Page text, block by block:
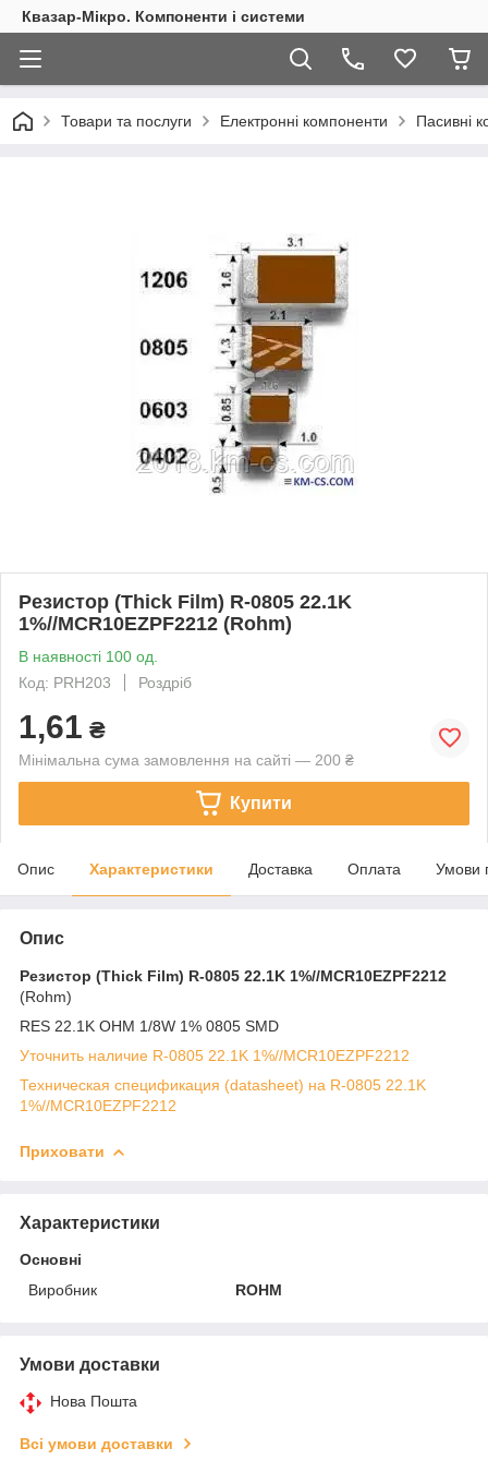
Квазар-Мікро. Компоненти і системи
Товари та послуги Електронні компоненти Пасивні
Резистор (Thick Film) R-0805 22.1K
1%//MCR10EZPF2212 (Rohm)
В наявності 100 од.
Код: PRH203
Роздріб
1,61 ₴
Мінімальна сума замовлення на сайті — 200 ₴
Купити
Опис Характеристики Доставка Оплата Умови
Опис
Резистор (Thick Film) R-0805 22.1K 1%//MCR10EZPF2212
(Rohm)
RES 22.1K OHM 1/8W 1% 0805 SMD
Уточнить наличие R-0805 22.1K 1%//MCR10EZPF2212
Техническая спецификация (datasheet) на R-0805 22.1K
1%//MCR10EZPF2212
Приховати
Характеристики
Основні
Виробник
ROHM
Умови доставки
Нова Пошта
Всі умови доставки